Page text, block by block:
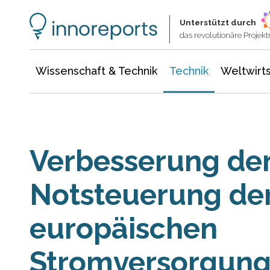
Unterstützt durch
das revolutionäre
Wissenschaft & Technik Technik
Verbesserung
Notsteuerung
europäischen
Stromversorgung